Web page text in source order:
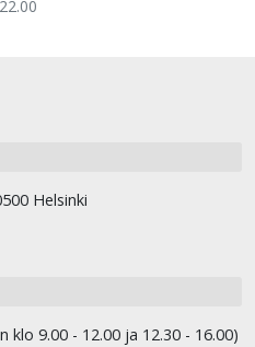
Helsinki
klo 9.00 - 12.00 ja 12.30 - 16.00)